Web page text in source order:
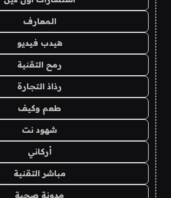
المعارف
هيدب فيديو
رمح التقنية
رذاذ التجارة
طعم وكيف
شهود نت
أركاني
مباشر التقنية
مدونة صحبة